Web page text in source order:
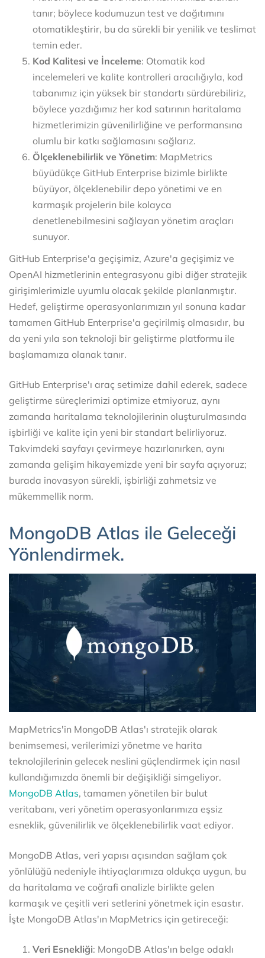
tanır; böylece kodumuzun test ve dağıtımını
otomatikleştirir, bu da sürekli bir yenilik ve teslimat
temin eder.
Kod Kalitesi ve İnceleme: Otomatik kod
incelemeleri ve kalite kontrolleri aracılığıyla, kod
tabanımız için yüksek bir standartı sürdürebiliriz,
böylece yazdığımız her kod satırının haritalama
hizmetlerimizin güvenilirliğine ve performansına
olumlu bir katkı sağlamasını sağlarız.
Ölçeklenebilirlik ve Yönetim: MapMetrics
büyüdükçe GitHub Enterprise bizimle birlikte
büyüyor, ölçeklenebilir depo yönetimi ve en
karmaşık projelerin bile kolayca
denetlenebilmesini sağlayan yönetim araçları
sunuyor.
GitHub Enterprise'a geçişimiz, Azure'a geçişimiz ve
OpenAI hizmetlerinin entegrasyonu gibi diğer stratejik
girişimlerimizle uyumlu olacak şekilde planlanmıştır.
Hedef, geliştirme operasyonlarımızın yıl sonuna kadar
tamamen GitHub Enterprise'a geçirilmiş olmasıdır, bu
da yeni yıla son teknoloji bir geliştirme platformu ile
başlamamıza olanak tanır.
GitHub Enterprise'ı araç setimize dahil ederek, sadece
geliştirme süreçlerimizi optimize etmiyoruz, aynı
zamanda haritalama teknolojilerinin oluşturulmasında
işbirliği ve kalite için yeni bir standart belirliyoruz.
Takvimdeki sayfayı çevirmeye hazırlanırken, aynı
zamanda gelişim hikayemizde yeni bir sayfa açıyoruz;
burada inovasyon sürekli, işbirliği zahmetsiz ve
mükemmellik norm.
MongoDB Atlas ile Geleceği
Yönlendirmek.
MapMetrics'in MongoDB Atlas'ı stratejik olarak
benimsemesi, verilerimizi yönetme ve harita
teknolojilerinin gelecek neslini güçlendirmek için nasıl
kullandığımızda önemli bir değişikliği simgeliyor.
MongoDB Atlas, tamamen yönetilen bir bulut
veritabanı, veri yönetim operasyonlarımıza eşsiz
esneklik, güvenilirlik ve ölçeklenebilirlik vaat ediyor.
MongoDB Atlas, veri yapısı açısından sağlam çok
yönlülüğü nedeniyle ihtiyaçlarımıza oldukça uygun, bu
da haritalama ve coğrafi analizle birlikte gelen
karmaşık ve çeşitli veri setlerini yönetmek için esastır.
İşte MongoDB Atlas'ın MapMetrics için getireceği:
Veri Esnekliği: MongoDB Atlas'ın belge odaklı